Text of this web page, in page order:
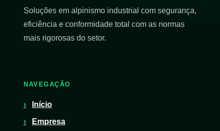
Soluções em alpinismo industrial com segurança,
eficiência e conformidade total com as normas
mais rigorosas do setor.
NAVEGAÇÃO
Início
Empresa